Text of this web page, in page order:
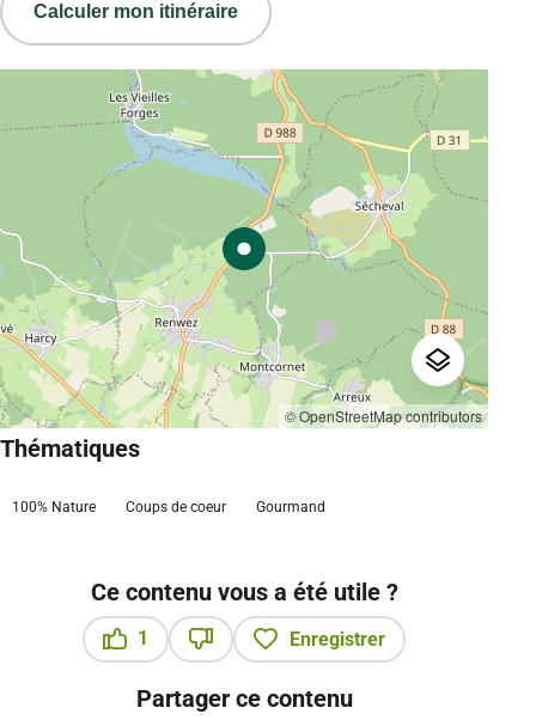
© OpenStreetMap contributors
Calculer mon itinéraire
Thématiques
100% Nature Coups de coeur Gourmand
Ce contenu vous a été utile ?
1
Enregistrer
Partager ce contenu